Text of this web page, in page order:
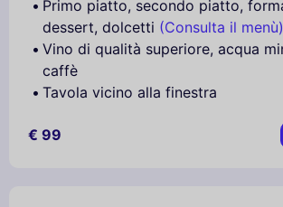
Primo piatto, secondo piatto,
dessert, dolcetti (Consulta il menù)
Vino di qualità superiore, acqua
caffè
Tavola vicino alla finestra
€ 99